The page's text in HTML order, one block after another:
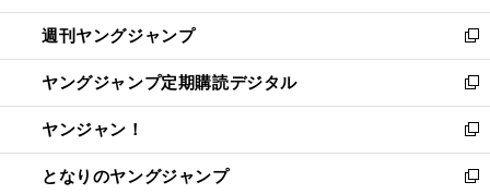
開
く
ウ
で
開
く
ン
ド
ウ
で
開
く
ウ
ィ
ン
ド
ウ
で
開
く
週刊ヤングジャンプ
新
し
い
ウ
ィ
ン
ド
ヤングジャンプ定期購読デジタル
新
し
い
ウ
ィ
ヤンジャン！
新
し
い
となりのヤングジャンプ
新